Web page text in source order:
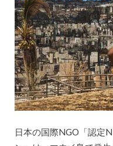
日本の国際NGO「認定